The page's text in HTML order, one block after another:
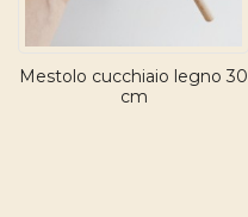
Mestolo cucchiaio legno 30
cm